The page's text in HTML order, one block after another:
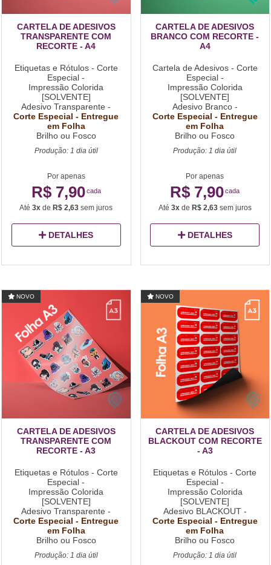
CARTELA DE ADESIVOS
TRANSPARENTE COM
RECORTE - A4
Etiquetas e Rótulos - Corte
Especial -
Impressão Colorida
[SOLVENTE]
Adesivo Transparente -
Corte Especial - Entregue
em Folha
Brilho ou Fosco
Produção: 1 dia útil
Por apenas
R$ 7,90cada
Até3x deR$ 2,63 sem juros
DETALHES
CARTELA DE ADESIVOS
BRANCO COM RECORTE -
A4
Cartela de Adesivos - Corte
Especial -
Impressão Colorida
[SOLVENTE]
Adesivo Branco -
Corte Especial - Entregue
em Folha
Brilho ou Fosco
Produção: 1 dia útil
Por apenas
R$ 7,90cada
Até 3xde R$ 2,63sem juros
DETALHES
NOVO
CARTELA DE ADESIVOS
TRANSPARENTE COM
RECORTE - A3
Etiquetas e Rótulos - Corte
Especial -
Impressão Colorida
[SOLVENTE]
Adesivo Transparente -
Corte Especial - Entregue
em Folha
Brilho ou Fosco
Produção: 1 dia útil
NOVO
CARTELA DE ADESIVOS
BLACKOUT COM RECORTE
- A3
Etiquetas e Rótulos - Corte
Especial -
Impressão Colorida
[SOLVENTE]
Adesivo BLACKOUT -
Corte Especial - Entregue
em Folha
Brilho ou Fosco
Produção: 1 dia útil